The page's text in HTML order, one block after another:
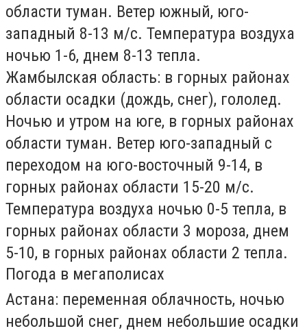
области туман. Ветер южный, юго-
западный 8-13 м/с. Температура воздуха
ночью 1-6, днем 8-13 тепла.
Жамбылская область: в горных районах
области осадки (дождь, снег), гололед.
Ночью и утром на юге, в горных районах
области туман. Ветер юго-западный с
переходом на юго-восточный 9-14, в
горных районах области 15-20 м/с.
Температура воздуха ночью 0-5 тепла, в
горных районах области 3 мороза, днем
5-10, в горных районах области 2 тепла.
Погода в мегаполисах
Астана: переменная облачность, ночью
небольшой снег, днем небольшие осадки